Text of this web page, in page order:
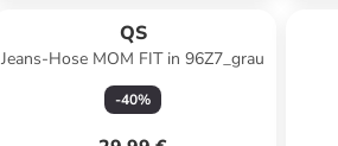
QS
Jeans-Hose MOM FIT in 96Z7_grau
-40%